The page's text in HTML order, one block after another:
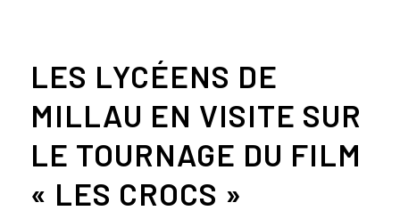
LES LYCÉENS DE
MILLAU EN VISITE SUR
LE TOURNAGE DU FILM
« LES CROCS »